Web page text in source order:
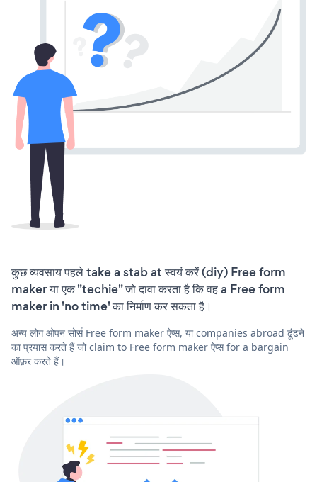
कुछ व्यवसाय पहले take a stab at स्वयं करें (diy) Free form
maker या एक "techie" जो दावा करता है कि वह a Free form
maker in 'no time' का निर्माण कर सकता है।
अन्य लोग ओपन सोर्स Free form maker ऐप्स, या companies abroad ढूंढने
का प्रयास करते हैं जो claim to Free form maker ऐप्स for a bargain
ऑफ़र करते हैं।